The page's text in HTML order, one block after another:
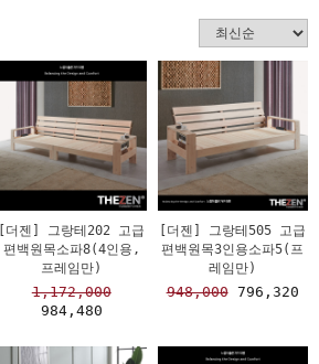
[더젠] 그랑테202 고급
편백원목소파8(4인용,
프레임만)
1,172,000
984,480
[더젠] 그랑테505 고급
편백원목3인용소파5(프
레임만)
948,000796,320